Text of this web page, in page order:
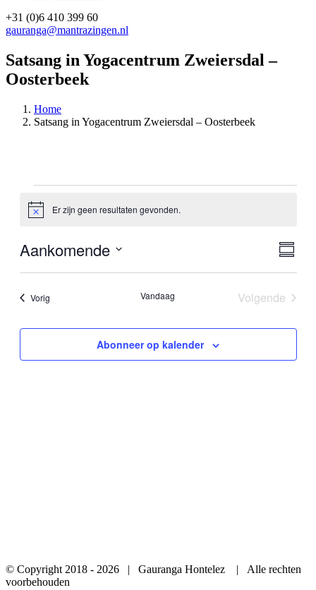
+31 (0)6 410 399 60
gauranga@mantrazingen.nl
Satsang in Yogacentrum Zweiersdal –
Oosterbeek
Home
Satsang in Yogacentrum Zweiersdal – Oosterbeek
BerichtEr zijn geen resultaten gevonden.
Aankomende
VorigEvenementen Vandaag
Volgende
Abonneer op kalender
© Copyright 2018 - 2026 | Gauranga Hontelez | Alle rechten
voorbehouden